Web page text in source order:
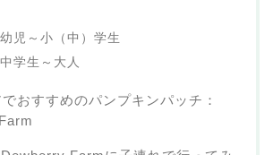
児～小（中）学生
学生～大人
おすすめのパンプキンパッチ：